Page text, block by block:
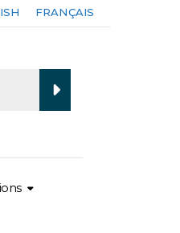
FRANÇAIS